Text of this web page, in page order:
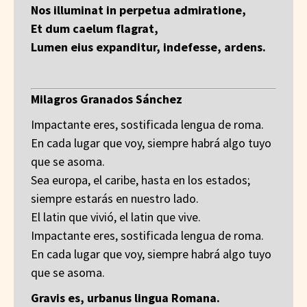
Nos illuminat in perpetua admiratione,
Et dum caelum flagrat,
Lumen eius expanditur, indefesse, ardens.
Milagros Granados Sánchez
Impactante eres, sostificada lengua de roma.
En cada lugar que voy, siempre habrá algo tuyo
que se asoma.
Sea europa, el caribe, hasta en los estados;
siempre estarás en nuestro lado.
El latin que vivió, el latin que vive.
Impactante eres, sostificada lengua de roma.
En cada lugar que voy, siempre habrá algo tuyo
que se asoma.
Gravis es, urbanus lingua Romana.